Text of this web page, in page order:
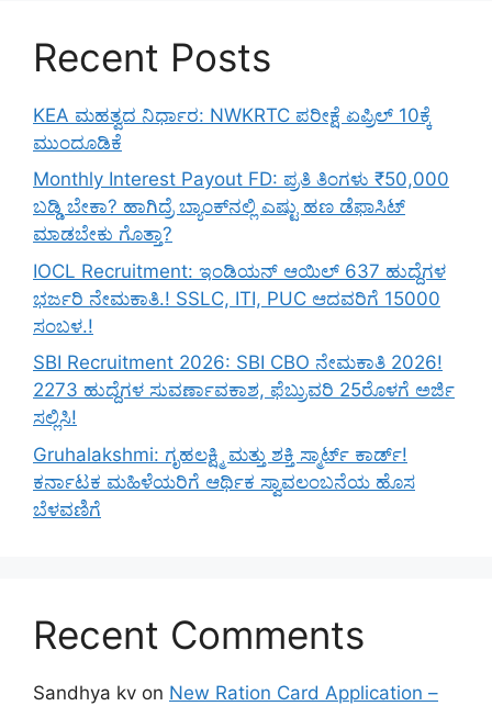
Recent Posts
KEA ಮಹತ್ವದ ನಿರ್ಧಾರ: NWKRTC ಪರೀಕ್ಷೆ ಏಪ್ರಿಲ್ 10ಕ್ಕೆ
ಮುಂದೂಡಿಕೆ
Monthly Interest Payout FD: ಪ್ರತಿ ತಿಂಗಳು ₹50,000
ಬಡ್ಡಿ ಬೇಕಾ? ಹಾಗಿದ್ರೆ ಬ್ಯಾಂಕ್‌ನಲ್ಲಿ ಎಷ್ಟು ಹಣ ಡೆಫಾಸಿಟ್
ಮಾಡಬೇಕು ಗೊತ್ತಾ?
IOCL Recruitment: ಇಂಡಿಯನ್ ಆಯಿಲ್ 637 ಹುದ್ದೆಗಳ
ಭರ್ಜರಿ ನೇಮಕಾತಿ.! SSLC, ITI, PUC ಆದವರಿಗೆ 15000
ಸಂಬಳ.!
SBI Recruitment 2026: SBI CBO ನೇಮಕಾತಿ 2026!
2273 ಹುದ್ದೆಗಳ ಸುವರ್ಣಾವಕಾಶ, ಫೆಬ್ರುವರಿ 25ರೊಳಗೆ ಅರ್ಜಿ
ಸಲ್ಲಿಸಿ!
Gruhalakshmi: ಗೃಹಲಕ್ಷ್ಮಿ ಮತ್ತು ಶಕ್ತಿ ಸ್ಮಾರ್ಟ್ ಕಾರ್ಡ್!
ಕರ್ನಾಟಕ ಮಹಿಳೆಯರಿಗೆ ಆರ್ಥಿಕ ಸ್ವಾವಲಂಬನೆಯ ಹೊಸ
ಬೆಳವಣಿಗೆ
Recent Comments
Sandhya kv on New Ration Card Application –